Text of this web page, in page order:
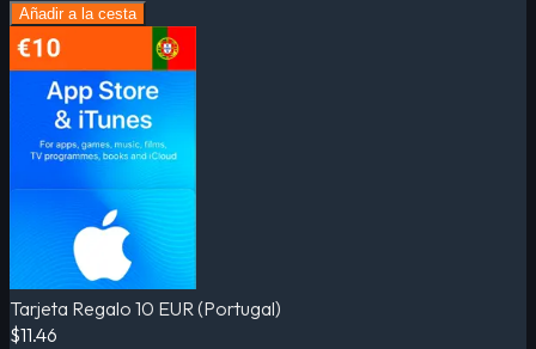
Añadir a la cesta
Tarjeta Regalo 10 EUR (Portugal)
$11.46